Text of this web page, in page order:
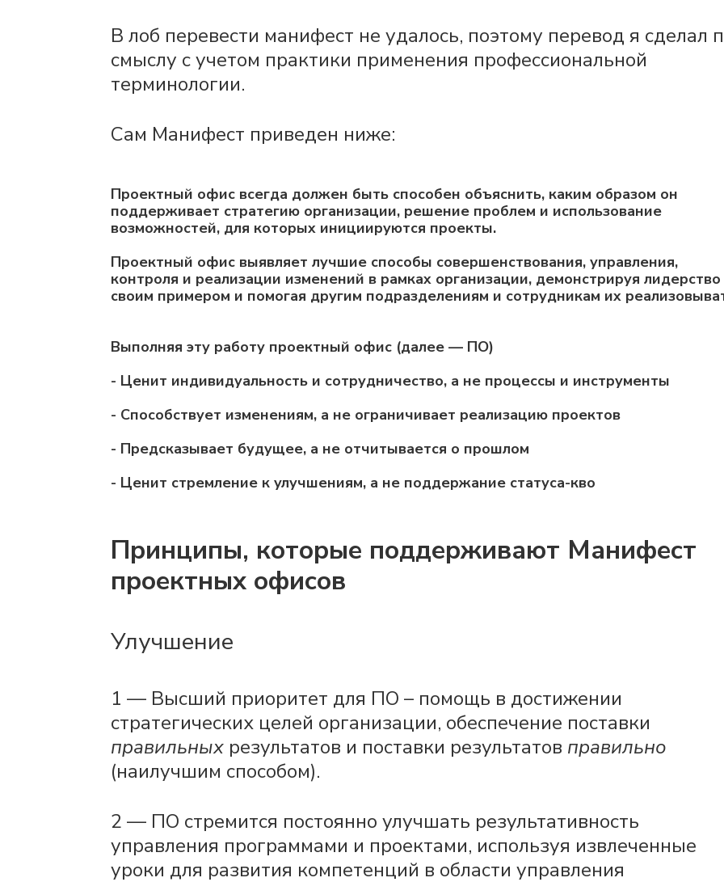
В лоб перевести манифест не удалось, поэтому перевод я сделал
смыслу с учетом практики применения профессиональной
терминологии.
Сам Манифест приведен ниже:
Проектный офис всегда должен быть способен объяснить, каким образом он
поддерживает стратегию организации, решение проблем и использование
возможностей, для которых инициируются проекты.
Проектный офис выявляет лучшие способы совершенствования, управления,
контроля и реализации изменений в рамках организации, демонстрируя лидерство
своим примером и помогая другим подразделениям и сотрудникам их
Выполняя эту работу проектный офис (далее — ПО)
- Ценит индивидуальность и сотрудничество, а не процессы и инструменты
- Способствует изменениям, а не ограничивает реализацию проектов
- Предсказывает будущее, а не отчитывается о прошлом
- Ценит стремление к улучшениям, а не поддержание статуса-кво
Принципы, которые поддерживают Манифест
проектных офисов
Улучшение
1 — Высший приоритет для ПО – помощь в достижении
стратегических целей организации, обеспечение поставки
правильных результатов и поставки результатов правильно
(наилучшим способом).
2 — ПО стремится постоянно улучшать результативность
управления программами и проектами, используя извлеченные
уроки для развития компетенций в области управления